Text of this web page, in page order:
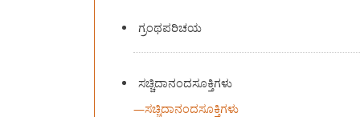
ಗ್ರಂಥಪರಿಚಯ
ಸಚ್ಚಿದಾನಂದಸೂಕ್ತಿಗಳು
—ಸಚ್ಚಿದಾನಂದಸೂಕ್ತಿಗಳು